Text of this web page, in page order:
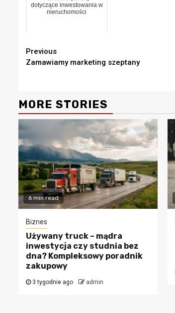
dotyczące inwestowania w
nieruchomości
Continue
Reading
Previous
Zamawiamy marketing szeptany
MORE STORIES
6 min read
Biznes
Używany truck – mądra
inwestycja czy studnia bez
dna? Kompleksowy poradnik
zakupowy
3 tygodnie ago admin